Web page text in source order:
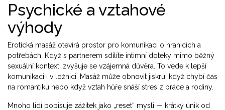
Psychické a vztahové
výhody
Erotická masáž otevírá prostor pro komunikaci o hranicích a
potřebách. Když s partnerem sdílíte intimní doteky mimo běžný
sexuální kontext, zvyšuje se vzájemná důvěra. To vede k lepší
komunikaci i v ložnici. Masáž může obnovit jiskru, když chybí čas
na romantiku nebo když vztah hůře snáší stres z práce a rodiny.
Mnoho lidí popisuje zážitek jako „reset“ mysli — krátký únik od